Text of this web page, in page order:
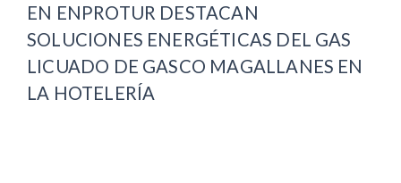
EN ENPROTUR DESTACAN
SOLUCIONES ENERGÉTICAS DEL GAS
LICUADO DE GASCO MAGALLANES EN
LA HOTELERÍA